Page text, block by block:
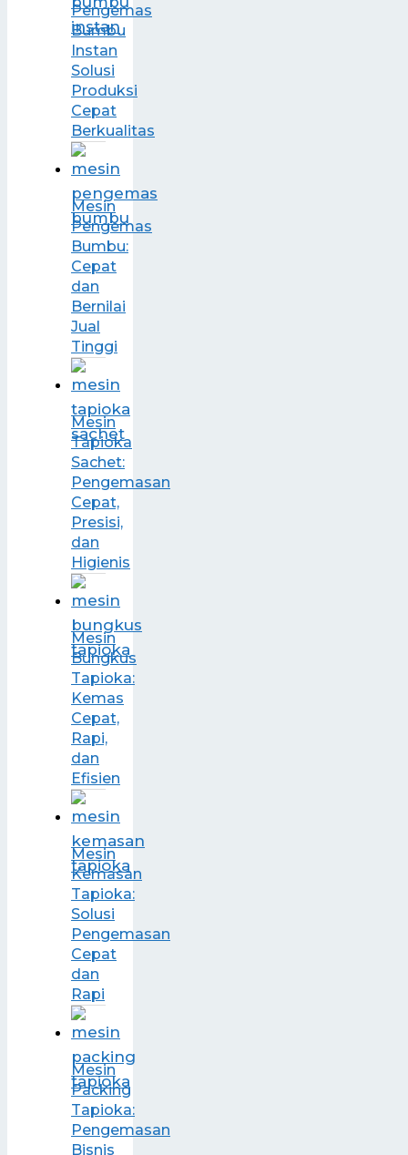
Pengemas
Bumbu
Instan
Solusi
Produksi
Cepat
Berkualitas
Mesin
Pengemas
Bumbu:
Cepat
dan
Bernilai
Jual
Tinggi
Mesin
Tapioka
Sachet:
Pengemasan
Cepat,
Presisi,
dan
Higienis
Mesin
Bungkus
Tapioka:
Kemas
Cepat,
Rapi,
dan
Efisien
Mesin
Kemasan
Tapioka:
Solusi
Pengemasan
Cepat
dan
Rapi
Mesin
Packing
Tapioka:
Pengemasan
Bisnis